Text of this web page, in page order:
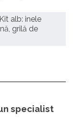
alb: inele
grilă de
specialist